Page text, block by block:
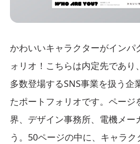
かわいいキャラクターがインパ
ォリオ！こちらは内定先であり
多数登場するSNS事業を扱う企
たポートフォリオです。ページ
界、デザイン事務所、電機メー
う。50ページの中に、キャラク